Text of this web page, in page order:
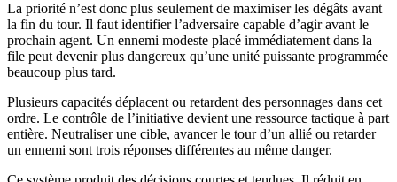
La priorité n’est donc plus seulement de maximiser les dégâts avant
la fin du tour. Il faut identifier l’adversaire capable d’agir avant le
prochain agent. Un ennemi modeste placé immédiatement dans la
file peut devenir plus dangereux qu’une unité puissante programmée
beaucoup plus tard.
Plusieurs capacités déplacent ou retardent des personnages dans cet
ordre. Le contrôle de l’initiative devient une ressource tactique à part
entière. Neutraliser une cible, avancer le tour d’un allié ou retarder
un ennemi sont trois réponses différentes au même danger.